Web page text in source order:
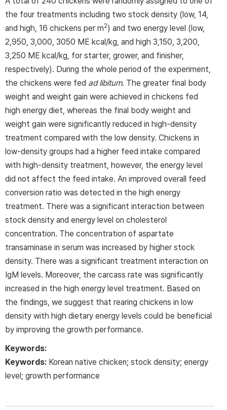
the four treatments including two stock density (low, 14,
and high, 16 chickens per m2) and two energy level (low,
2,950, 3,000, 3050 ME kcal/kg, and high 3,150, 3,200,
3,250 ME kcal/kg, for starter, grower, and finisher,
respectively). During the whole period of the experiment,
the chickens were fed ad libitum. The greater final body
weight and weight gain were achieved in chickens fed
high energy diet, whereas the final body weight and
weight gain were significantly reduced in high-density
treatment compared with the low density. Chickens in
low-density groups had a higher feed intake compared
with high-density treatment, however, the energy level
did not affect the feed intake. An improved overall feed
conversion ratio was detected in the high energy
treatment. There was a significant interaction between
stock density and energy level on cholesterol
concentration. The concentration of aspartate
transaminase in serum was increased by higher stock
density. There was a significant treatment interaction on
IgM levels. Moreover, the carcass rate was significantly
increased in the high energy level treatment. Based on
the findings, we suggest that rearing chickens in low
density with high dietary energy levels could be beneficial
by improving the growth performance.
Keywords:
Keywords: Korean native chicken; stock density; energy
level; growth performance